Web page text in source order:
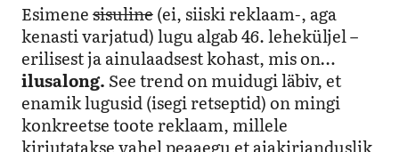
Esimenesisuline(ei, siiski reklaam-, aga
kenasti varjatud) lugu algab 46. leheküljel –
erilisest ja ainulaadsest kohast, mis on…
ilusalong. See trend on muidugi läbiv, et
enamik lugusid (isegi retseptid) on mingi
konkreetse toote reklaam, millele
kirjutatakse vahel peaaegu et ajakirjanduslik